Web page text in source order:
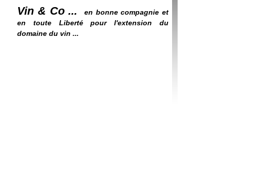
Vin & Co ...
en bonne compagnie et
en toute Liberté pour l'extension du
domaine du vin ...